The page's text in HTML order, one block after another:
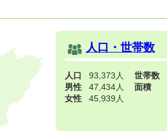
人口・世帯数
人口
93,373人
男性
47,434人
女性
45,939人
世帯数
面積